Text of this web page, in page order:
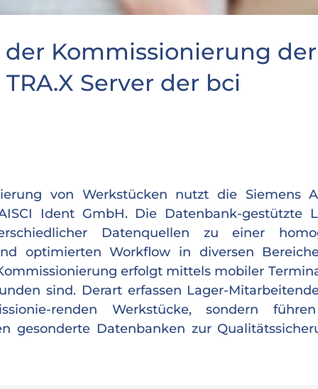
Kommissionierung der
Server der bci
von Werkstücken nutzt die Siemens
Ident GmbH. Die Datenbank-gestützte
Datenquellen zu einer
optimierten Workflow in diversen
erfolgt mittels mobiler
sind. Derart erfassen Lager-
renden Werkstücke, sondern
gesonderte Datenbanken zur